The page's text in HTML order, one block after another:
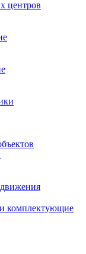
центров
комплектующие